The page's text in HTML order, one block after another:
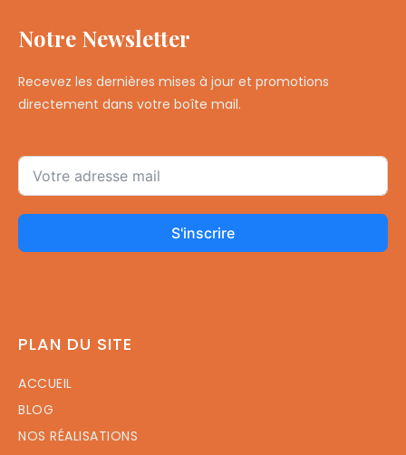
Notre Newsletter
Recevez les dernières mises à jour et promotions
directement dans votre boîte mail.
S'inscrire
PLAN DU SITE
ACCUEIL
BLOG
NOS RÉALISATIONS